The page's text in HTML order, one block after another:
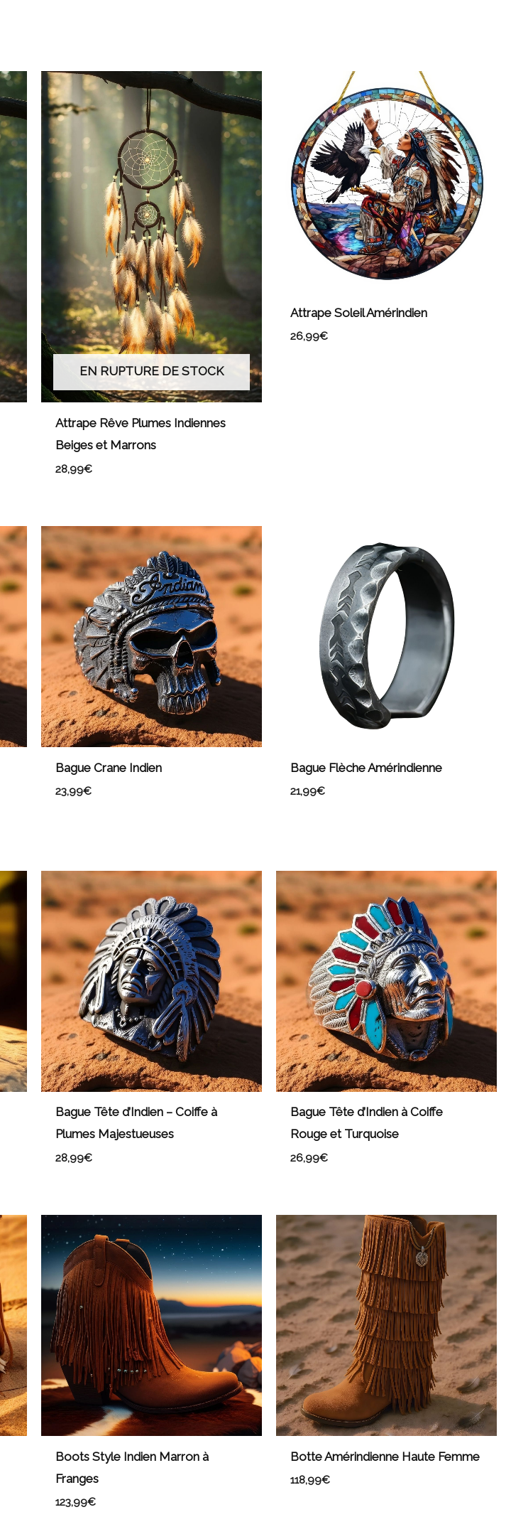
EN RUPTURE DE STOCK
Attrape Rêve Plumes Indiennes
Beiges et Marrons
28,99€
Attrape Soleil Amérindien
26,99€
Bague Crane Indien
23,99€
Bague Flèche Amérindienne
21,99€
Bague Tête d’Indien – Coiffe à
Plumes Majestueuses
28,99€
Bague Tête d’Indien à Coiffe
Rouge et Turquoise
26,99€
Boots Style Indien Marron à
Franges
123,99€
Botte Amérindienne Haute Femme
118,99€